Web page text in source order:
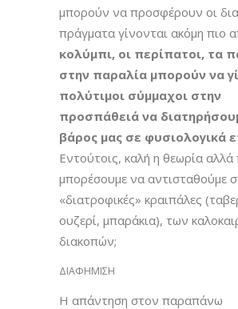
μπορούν να προσφέρουν οι
πράγματα γίνονται ακόμη πιο
κολύμπι, οι περίπατοι, τα
στην παραλία μπορούν να
πολύτιμοι σύμμαχοι στην
προσπάθειά να
βάρος μας σε φυσιολογικά
Εντούτοις, καλή η θεωρία
μπορέσουμε να αντισταθούμε
«διατροφικές» κραιπάλες
ουζερί, μπαράκια), των
διακοπών;
ΔΙΑΦΗΜΙΣΗ
Η απάντηση στον παραπάνω